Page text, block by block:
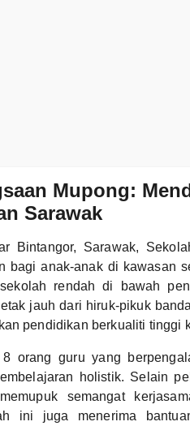
Mupong:
Sarawak
Bintangor, Sarawak,
bagi anak-anak di kawasan
rendah di bawah
jauh dari hiruk-pikuk
pendidikan berkualiti tinggi
orang guru yang
holistik. Selain
semangat
ini juga menerima